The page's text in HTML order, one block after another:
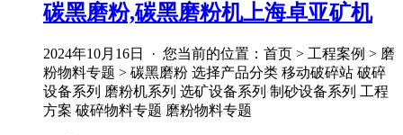
碳黑磨粉,碳黑磨粉机上海卓亚矿机
2024年10月16日 · 您当前的位置：首页 > 工程案例 > 磨
粉物料专题 > 碳黑磨粉 选择产品分类 移动破碎站 破碎
设备系列 磨粉机系列 选矿设备系列 制砂设备系列 工程
方案 破碎物料专题 磨粉物料专题